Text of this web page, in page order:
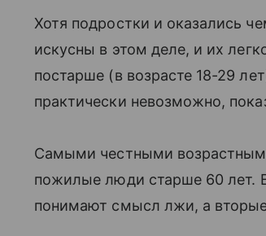
Хотя подростки и оказались
искусны в этом деле, и их
постарше (в возрасте 18-29
практически невозможно,
Самыми честными
пожилые люди старше 60 лет.
понимают смысл лжи, а